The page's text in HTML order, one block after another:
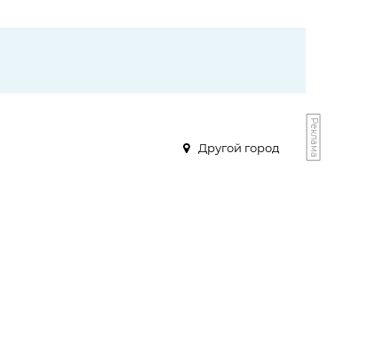
Реклама
Другой город